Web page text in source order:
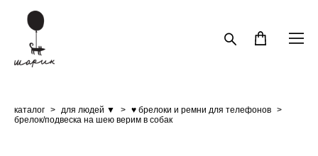
каталог > для людей ▼ > ♥ брелоки и ремни для телефонов >
брелок/подвеска на шею верим в собак